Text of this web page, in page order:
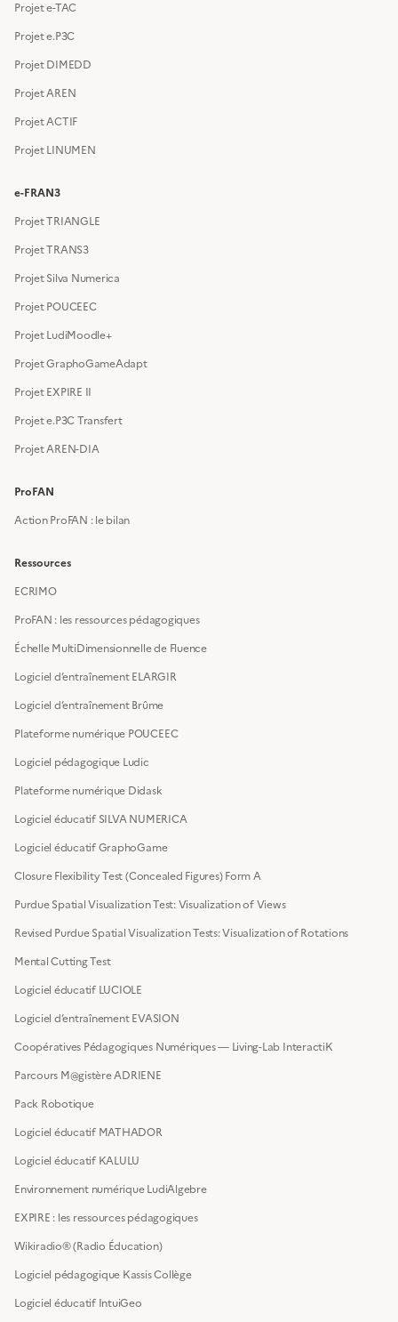
Projet e-TAC
Projet e.P3C
Projet DIMEDD
Projet AREN
Projet ACTIF
Projet LINUMEN
e-FRAN3
Projet TRIANGLE
Projet TRANS3
Projet Silva Numerica
Projet POUCEEC
Projet LudiMoodle+
Projet GraphoGameAdapt
Projet EXPIRE II
Projet e.P3C Transfert
Projet AREN-DIA
ProFAN
Action ProFAN : le bilan
Ressources
ECRIMO
ProFAN : les ressources pédagogiques
Échelle MultiDimensionnelle de Fluence
Logiciel d’entraînement ELARGIR
Logiciel d’entraînement Brûme
Plateforme numérique POUCEEC
Logiciel pédagogique Ludic
Plateforme numérique Didask
Logiciel éducatif SILVA NUMERICA
Logiciel éducatif GraphoGame
Closure Flexibility Test (Concealed Figures) Form A
Purdue Spatial Visualization Test: Visualization of Views
Revised Purdue Spatial Visualization Tests: Visualization of Rotations
Mental Cutting Test
Logiciel éducatif LUCIOLE
Logiciel d’entraînement EVASION
Coopératives Pédagogiques Numériques — Living-Lab InteractiK
Parcours M@gistère ADRIENE
Pack Robotique
Logiciel éducatif MATHADOR
Logiciel éducatif KALULU
Environnement numérique LudiAlgebre
EXPIRE : les ressources pédagogiques
Wikiradio® (Radio Éducation)
Logiciel pédagogique Kassis Collège
Logiciel éducatif IntuiGeo